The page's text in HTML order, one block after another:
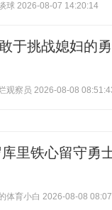
球 2026-08-07 14:20:14
于挑战媳妇的
观察员 2026-08-08
里铁心留守勇
体育小白 2026-08-08